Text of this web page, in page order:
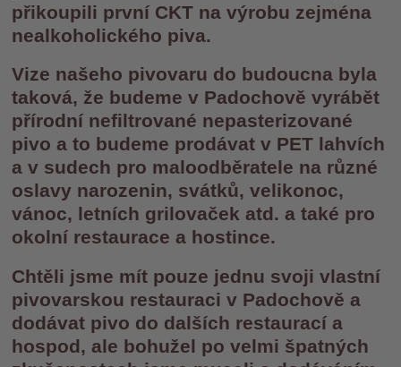
přikoupili první CKT na výrobu zejména
nealkoholického piva.
Vize našeho pivovaru do budoucna byla
taková, že budeme v Padochově vyrábět
přírodní nefiltrované nepasterizované
pivo a to budeme prodávat v PET lahvích
a v sudech pro maloodběratele na různé
oslavy narozenin, svátků, velikonoc,
vánoc, letních grilovaček atd. a také pro
okolní restaurace a hostince.
Chtěli jsme mít pouze jednu svoji vlastní
pivovarskou restauraci v Padochově a
dodávat pivo do dalších restaurací a
hospod, ale bohužel po velmi špatných